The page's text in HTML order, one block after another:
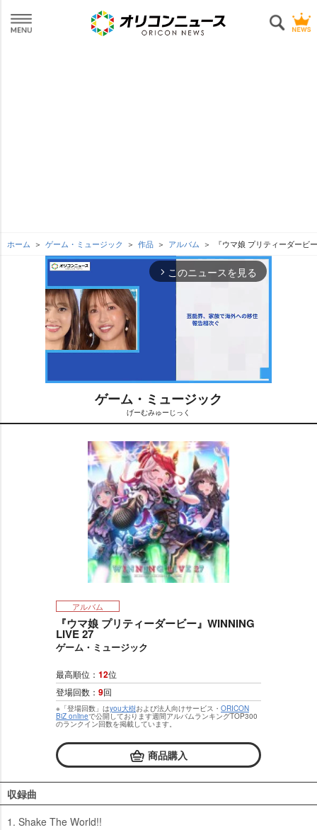
ホーム ゲーム・ミュージック 作品 アルバム 『ウマ娘 プリティーダービ
arrow_forward_ios このニュースを見る
M
t
e
ゲーム・ミュージック
げーむみゅーじっく
アルバム
『ウマ娘 プリティーダービー』WINNING
LIVE 27
ゲーム・ミュージック
最高順位： 12位
登場回数： 9回
※「登場回数」はyou大樹および法人向けサービス・ ORICON
BiZ onlineで公開しております週間アルバムランキングTOP300
のランクイン回数を掲載しています。
商品購入
収録曲
1. Shake The World!!